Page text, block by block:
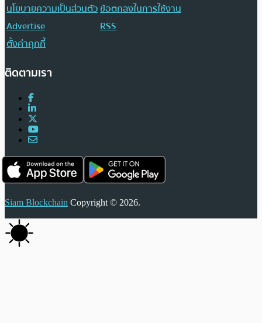
นโยบายความเป็นส่วนตัวข้อตกลงในการใช้งาน
Advertise
RSS
ตั้งค่าคุกกี้
ติดตามเรา
Siam Blockchain Copyright © 2026.